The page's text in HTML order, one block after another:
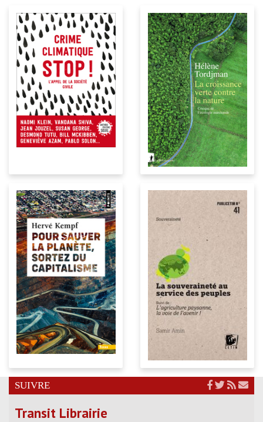
SUIVRE
Transit Librairie